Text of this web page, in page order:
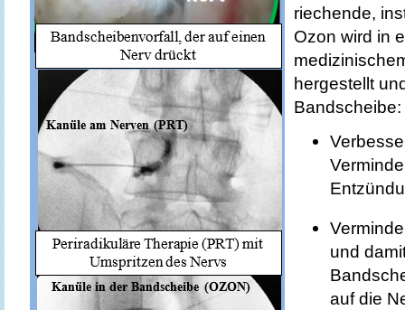
riechende,
Ozon wird in
hergestellt
Bandscheibe:
und
auf die